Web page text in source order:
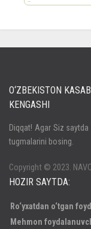
Паролни унутдингизми?
O‘ZBEKISTON
KENGASHI
Diqqat! Agar Siz
tugmalarini bosing.
Copyright © 2023.
HOZIR SAYTDA:
Ro‘yxatdan o‘tgan
Mehmon